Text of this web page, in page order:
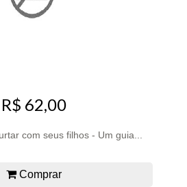
R$ 62,00
com seus filhos - Um guia...
Comprar